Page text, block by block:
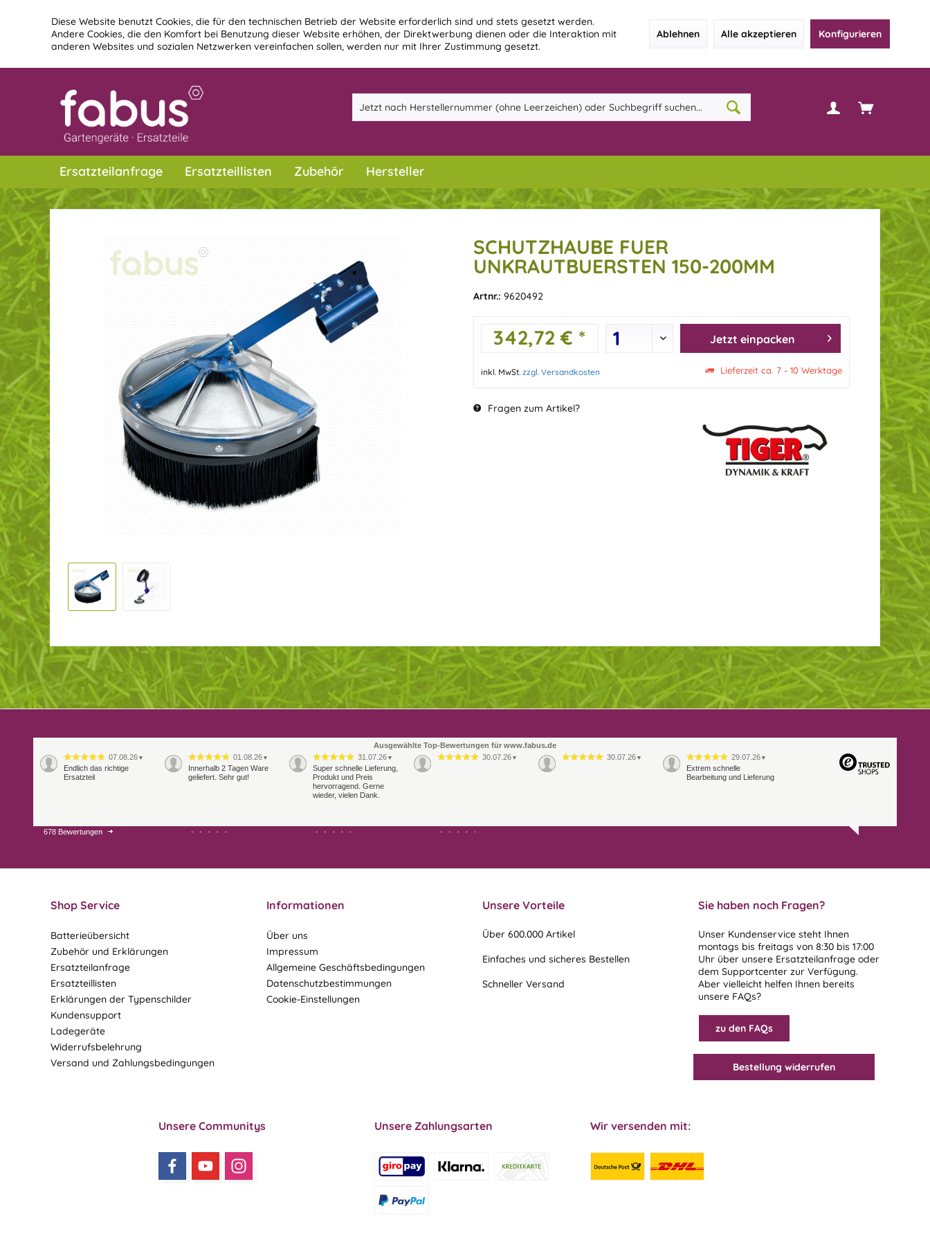
Diese Website benutzt Cookies, die für den technischen Betrieb der Website erforderlich sind und stets gesetzt werden.
Andere Cookies, die den Komfort bei Benutzung dieser Website erhöhen, der Direktwerbung dienen oder die Interaktion mit
anderen Websites und sozialen Netzwerken vereinfachen sollen, werden nur mit Ihrer Zustimmung gesetzt.
Ablehnen Alle akzeptieren Konfigurieren
Ersatzteilanfrage Ersatzteillisten Zubehör Hersteller
SCHUTZHAUBE FUER
UNKRAUTBUERSTEN 150-200MM
Artnr.: 9620492
342,72 € * Jetzt einpacken
inkl. MwSt. zzgl. Versandkosten Lieferzeit ca. 7 - 10 Werktage
Fragen zum Artikel?
Ausgewählte Top-Bewertungen für www.fabus.de
07.08.26 ▼
Endlich das richtige
Ersatzteil
01.08.26 ▼
Innerhalb 2 Tagen Ware
geliefert. Sehr gut!
31.07.26 ▼
Super schnelle Lieferung,
Produkt und Preis
hervorragend. Gerne
wieder, vielen Dank.
30.07.26 ▼ 30.07.26 ▼ 29.07.26 ▼
Extrem schnelle
Bearbeitung und Lieferung
28.07.26
678 Bewertungen
Shop Service
Batterieübersicht
Zubehör und Erklärungen
Ersatzteilanfrage
Ersatzteillisten
Erklärungen der Typenschilder
Kundensupport
Ladegeräte
Widerrufsbelehrung
Versand und Zahlungsbedingungen
Informationen
Über uns
Impressum
Allgemeine Geschäftsbedingungen
Datenschutzbestimmungen
Cookie-Einstellungen
Unsere Vorteile
Über 600.000 Artikel
Einfaches und sicheres Bestellen
Schneller Versand
Sie haben noch Fragen?
Unser Kundenservice steht Ihnen
montags bis freitags von 8:30 bis 17:00
Uhr über unsere Ersatzteilanfrage oder
dem Supportcenter zur Verfügung.
Aber vielleicht helfen Ihnen bereits
unsere FAQs?
zu den FAQs
Bestellung widerrufen
Unsere Communitys Unsere Zahlungsarten Wir versenden mit: